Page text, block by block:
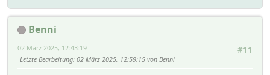
Benni
#11
02 März 2025, 12:43:19
Letzte Bearbeitung: 02 März 2025, 12:59:15 von Benni